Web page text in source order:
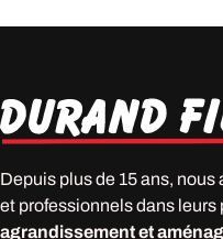
Depuis plus de 15 ans,
et professionnels dans leurs
agrandissement et